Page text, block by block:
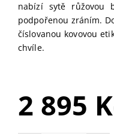
nabízí sytě růžovou
podpořenou zráním.
číslovanou kovovou
chvíle.
2 895